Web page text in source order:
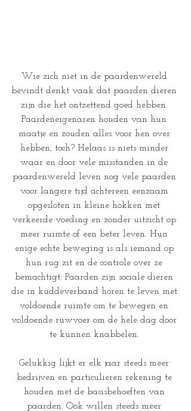
Wie zich niet in de paardenwereld
bevindt denkt vaak dat paarden dieren
zijn die het ontzettend goed hebben.
Paardeneigenaren houden van hun
maatje en zouden alles voor hen over
hebben, toch? Helaas is niets minder
waar en door vele misstanden in de
paardenwereld leven nog vele paarden
voor langere tijd achtereen eenzaam
opgesloten in kleine hokken met
verkeerde voeding en zonder uitzicht op
meer ruimte of een beter leven. Hun
enige echte beweging is als iemand op
hun rug zit en de controle over ze
bemachtigt. Paarden zijn sociale dieren
die in kuddeverband horen te leven met
voldoende ruimte om te bewegen en
voldoende ruwvoer om de hele dag door
te kunnen knabbelen.
Gelukkig lijkt er elk jaar steeds meer
bedrijven en particulieren rekening te
houden met de basisbehoeften van
paarden. Ook willen steeds meer